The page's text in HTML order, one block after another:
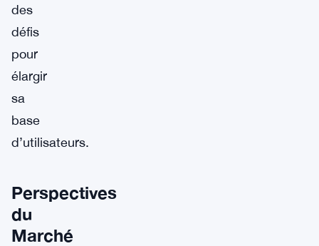
des
défis
pour
élargir
sa
base
d’utilisateurs.
Perspectives
du
Marché